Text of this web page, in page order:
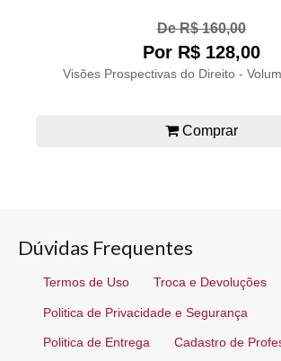
De R$ 160,00
Por R$ 128,00
Visões Prospectivas do Direito -
Comprar
Dúvidas Frequentes
Termos de Uso Troca e Devoluções
Politica de Privacidade e Segurança
Politica de Entrega Cadastro de